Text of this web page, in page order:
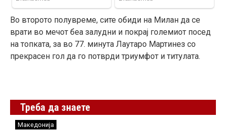
Во второто полувреме, сите обиди на Милан да се
врати во мечот беа залудни и покрај големиот посед
на топката, за во 77. минута Лаутаро Мартинез со
прекрасен гол да го потврди триумфот и титулата.
Треба да знаете
Македонија